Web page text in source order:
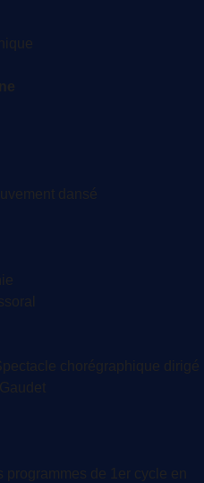
dansé
chorégraphique dirigé
de 1er cycle en